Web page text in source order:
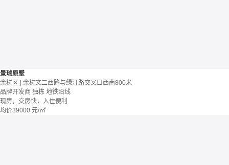
景瑞原墅
余杭区 | 余杭文二西路与绿汀路交叉口西南800米
品牌开发商 独栋 地铁沿线
现房，交房快，入住便利
均价39000 元/㎡